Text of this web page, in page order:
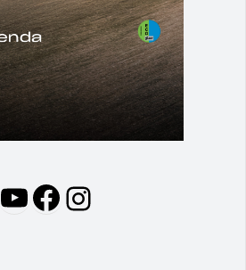
YouTube
Facebook
Instagram